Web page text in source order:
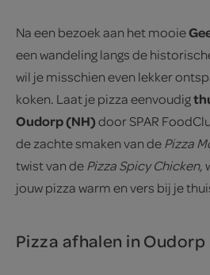
Na een bezoek aan het mooie
een wandeling langs de
wil je misschien even lekker
koken. Laat je pizza eenvoudig
Oudorp (NH)door SPAR
de zachte smaken van dePizza
twist van dePizza Spicy Chicken,
jouw pizza warm en vers bij je
Pizza afhalen in Oudorp